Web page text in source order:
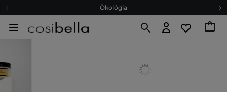
Ökológia